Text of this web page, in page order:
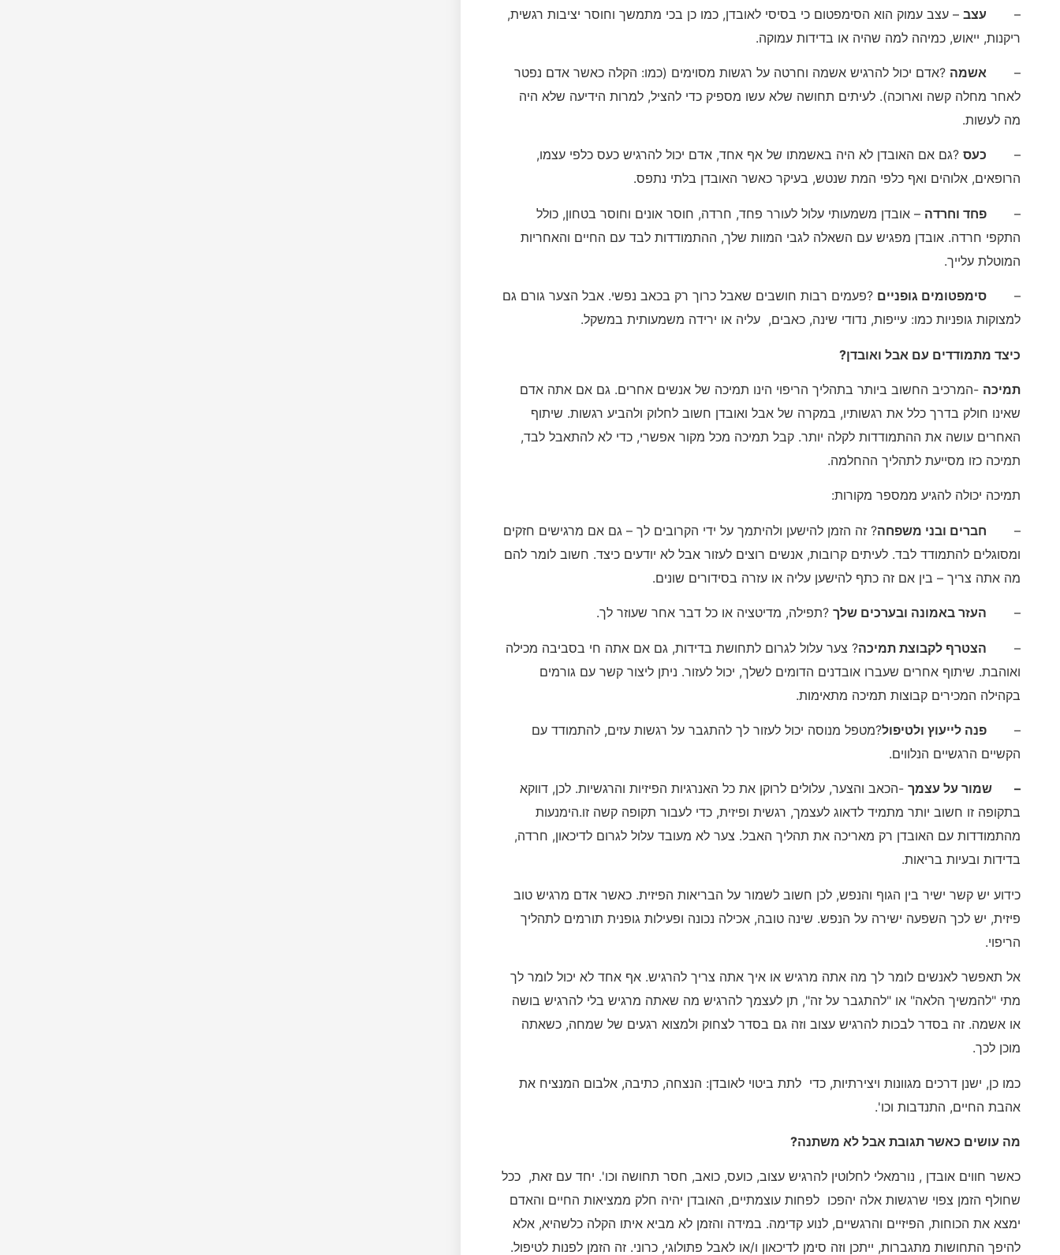
– עצב – עצב עמוק הוא הסימפטום כי בסיסי לאובדן, כמו כן בכי מתמשך וחוסר יציבות רגשית,
ריקנות, ייאוש, כמיהה למה שהיה או בדידות עמוקה.
– אשמה ?אדם יכול להרגיש אשמה וחרטה על רגשות מסוימים (כמו: הקלה כאשר אדם נפטר
לאחר מחלה קשה וארוכה). לעיתים תחושה שלא עשו מספיק כדי להציל, למרות הידיעה שלא היה
מה לעשות.
– כעס ?גם אם האובדן לא היה באשמתו של אף אחד, אדם יכול להרגיש כעס כלפי עצמו,
הרופאים, אלוהים ואף כלפי המת שנטש, בעיקר כאשר האובדן בלתי נתפס.
– פחד וחרדה – אובדן משמעותי עלול לעורר פחד, חרדה, חוסר אונים וחוסר בטחון, כולל
התקפי חרדה. אובדן מפגיש עם השאלה לגבי המוות שלך, ההתמודדות לבד עם החיים והאחריות
המוטלת עלייך.
– סימפטומים גופניים ?פעמים רבות חושבים שאבל כרוך רק בכאב נפשי. אבל הצער גורם גם
למצוקות גופניות כמו: עייפות, נדודי שינה, כאבים, עליה או ירידה משמעותית במשקל.
כיצד מתמודדים עם אבל ואובדן?
תמיכה -המרכיב החשוב ביותר בתהליך הריפוי הינו תמיכה של אנשים אחרים. גם אם אתה אדם
שאינו חולק בדרך כלל את רגשותיו, במקרה של אבל ואובדן חשוב לחלוק ולהביע רגשות. שיתוף
האחרים עושה את ההתמודדות לקלה יותר. קבל תמיכה מכל מקור אפשרי, כדי לא להתאבל לבד,
תמיכה כזו מסייעת לתהליך ההחלמה.
תמיכה יכולה להגיע ממספר מקורות:
– חברים ובני משפחה? זה הזמן להישען ולהיתמך על ידי הקרובים לך – גם אם מרגישים חזקים
ומסוגלים להתמודד לבד. לעיתים קרובות, אנשים רוצים לעזור אבל לא יודעים כיצד. חשוב לומר להם
מה אתה צריך – בין אם זה כתף להישען עליה או עזרה בסידורים שונים.
– העזר באמונה ובערכים שלך ?תפילה, מדיטציה או כל דבר אחר שעוזר לך.
– הצטרף לקבוצת תמיכה? צער עלול לגרום לתחושת בדידות, גם אם אתה חי בסביבה מכילה
ואוהבת. שיתוף אחרים שעברו אובדנים הדומים לשלך, יכול לעזור. ניתן ליצור קשר עם גורמים
בקהילה המכירים קבוצות תמיכה מתאימות.
– פנה לייעוץ ולטיפול?מטפל מנוסה יכול לעזור לך להתגבר על רגשות עזים, להתמודד עם
הקשיים הרגשיים הנלווים.
– שמור על עצמך -הכאב והצער, עלולים לרוקן את כל האנרגיות הפיזיות והרגשיות. לכן, דווקא
בתקופה זו חשוב יותר מתמיד לדאוג לעצמך, רגשית ופיזית, כדי לעבור תקופה קשה זו.הימנעות
מהתמודדות עם האובדן רק מאריכה את תהליך האבל. צער לא מעובד עלול לגרום לדיכאון, חרדה,
בדידות ובעיות בריאות.
כידוע יש קשר ישיר בין הגוף והנפש, לכן חשוב לשמור על הבריאות הפיזית. כאשר אדם מרגיש טוב
פיזית, יש לכך השפעה ישירה על הנפש. שינה טובה, אכילה נכונה ופעילות גופנית תורמים לתהליך
הריפוי.
אל תאפשר לאנשים לומר לך מה אתה מרגיש או איך אתה צריך להרגיש. אף אחד לא יכול לומר לך
מתי "להמשיך הלאה" או "להתגבר על זה", תן לעצמך להרגיש מה שאתה מרגיש בלי להרגיש בושה
או אשמה. זה בסדר לבכות להרגיש עצוב וזה גם בסדר לצחוק ולמצוא רגעים של שמחה, כשאתה
מוכן לכך.
כמו כן, ישנן דרכים מגוונות ויצירתיות, כדי לתת ביטוי לאובדן: הנצחה, כתיבה, אלבום המנציח את
אהבת החיים, התנדבות וכו'.
מה עושים כאשר תגובת אבל לא משתנה?
כאשר חווים אובדן , נורמאלי לחלוטין להרגיש עצוב, כועס, כואב, חסר תחושה וכו'. יחד עם זאת, ככל
שחולף הזמן צפוי שרגשות אלה יהפכו לפחות עוצמתיים, האובדן יהיה חלק ממציאות החיים והאדם
ימצא את הכוחות, הפיזיים והרגשיים, לנוע קדימה. במידה והזמן לא מביא איתו הקלה כלשהיא, אלא
להיפך התחושות מתגברות, ייתכן וזה סימן לדיכאון ו/או לאבל פתולוגי, כרוני. זה הזמן לפנות לטיפול.